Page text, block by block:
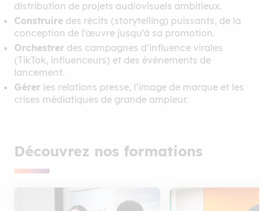
distribution de projets audiovisuels ambitieux.
Construire des récits (storytelling) puissants, de la
conception de l’œuvre jusqu’à sa promotion.
Orchestrer des campagnes d’influence virales
(TikTok, influenceurs) et des événements de
lancement.
Gérer les relations presse, l’image de marque et les
crises médiatiques de grande ampleur.
Découvrez nos formations